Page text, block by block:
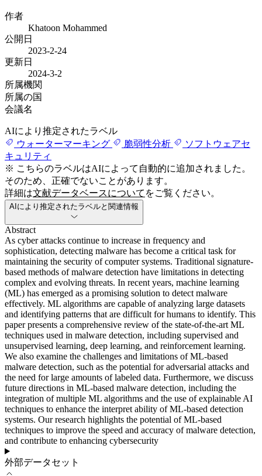
作者
Khatoon Mohammed
公開日
2023-2-24
更新日
2024-3-2
所属機関
所属の国
会議名
AIにより推定されたラベル
ウォーターマーキング
脆弱性分析
ソフトウェアセ
キュリティ
※ こちらのラベルはAIによって自動的に追加されました。
そのため、正確でないことがあります。
詳細は文献データベースについて をご覧ください。
AIにより推定されたラベルと関連情報
Abstract
As cyber attacks continue to increase in frequency and
sophistication, detecting malware has become a critical task for
maintaining the security of computer systems. Traditional signature-
based methods of malware detection have limitations in detecting
complex and evolving threats. In recent years, machine learning
(ML) has emerged as a promising solution to detect malware
effectively. ML algorithms are capable of analyzing large datasets
and identifying patterns that are difficult for humans to identify. This
paper presents a comprehensive review of the state-of-the-art ML
techniques used in malware detection, including supervised and
unsupervised learning, deep learning, and reinforcement learning.
We also examine the challenges and limitations of ML-based
malware detection, such as the potential for adversarial attacks and
the need for large amounts of labeled data. Furthermore, we discuss
future directions in ML-based malware detection, including the
integration of multiple ML algorithms and the use of explainable AI
techniques to enhance the interpret ability of ML-based detection
systems. Our research highlights the potential of ML-based
techniques to improve the speed and accuracy of malware detection,
and contribute to enhancing cybersecurity
外部データセット